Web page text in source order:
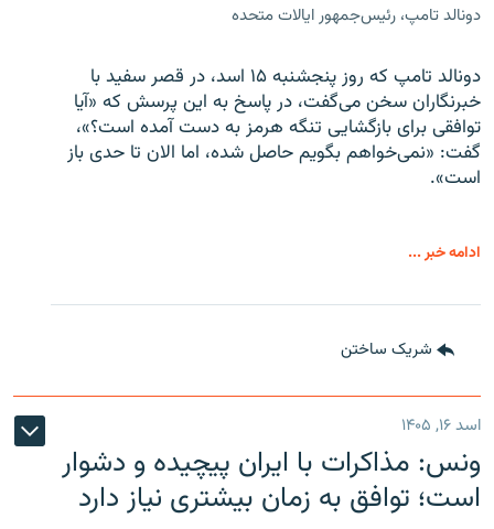
دونالد تامپ، رئیس‌جمهور ایالات متحده
دونالد تامپ که روز پنجشنبه ۱۵ اسد، در قصر سفید با
خبرنگاران سخن می‌گفت، در پاسخ به این پرسش که «آیا
توافقی برای بازگشایی تنگه هرمز به دست آمده است؟»،
گفت: «نمی‌خواهم بگویم حاصل شده، اما الان تا حدی باز
است».
ادامه خبر ...
شریک ساختن
اسد ۱۶, ۱۴۰۵
ونس: مذاکرات با ایران پیچیده و دشوار
است؛ توافق به زمان بیشتری نیاز دارد